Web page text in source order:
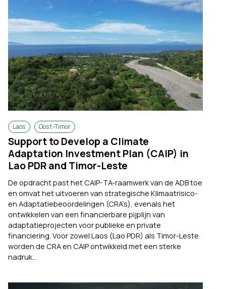
Laos Oost-Timor
Support to Develop a Climate
Adaptation Investment Plan (CAIP) in
Lao PDR and Timor-Leste
De opdracht past het CAIP-TA-raamwerk van de ADB toe
en omvat het uitvoeren van strategische Klimaatrisico-
en Adaptatiebeoordelingen (CRA’s), evenals het
ontwikkelen van een financierbare pijplijn van
adaptatieprojecten voor publieke en private
financiering. Voor zowel Laos (Lao PDR) als Timor-Leste
worden de CRA en CAIP ontwikkeld met een sterke
nadruk...